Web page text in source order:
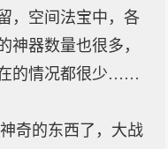
，空间法宝中，各
神器数量也很多，
的情况都很少……
的东西了，大战